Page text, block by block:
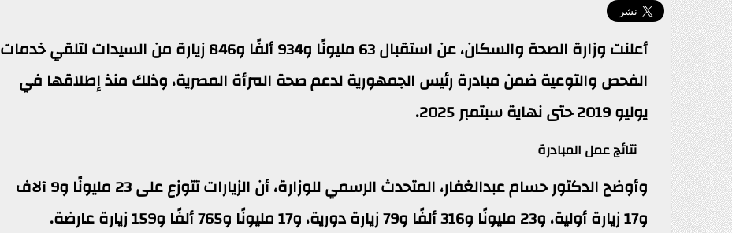
أعلنت وزارة الصحة والسكان، عن استقبال 63 مليونًا و934 ألفًا و846 زيارة من السيدات لتلقي خدمات
الفحص والتوعية ضمن مبادرة رئيس الجمهورية لدعم صحة المرأة المصرية، وذلك منذ إطلاقها في
يوليو 2019 حتى نهاية سبتمبر 2025.
نتائج عمل المبادرة
وأوضح الدكتور حسام عبدالغفار، المتحدث الرسمي للوزارة، أن الزيارات تتوزع على 23 مليونًا و9 آلاف
و17 زيارة أولية، و23 مليونًا و316 ألفًا و79 زيارة دورية، و17 مليونًا و765 ألفًا و159 زيارة عارضة.